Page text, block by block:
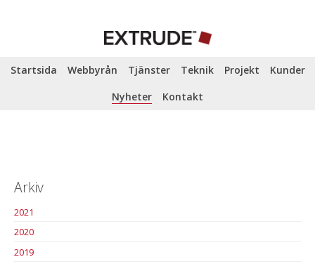
Startsida Webbyrån Tjänster Teknik Projekt
Kunder
Nyheter
Kontakt
Arkiv
2021
2020
2019